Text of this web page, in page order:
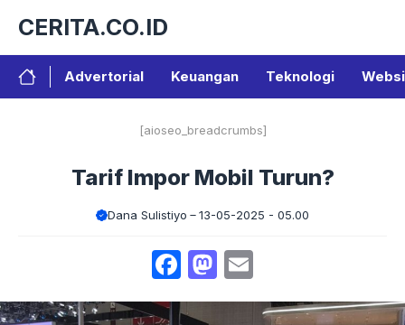
isi
CERITA.CO.ID
Advertorial Keuangan Teknologi
[aioseo_breadcrumbs]
Tarif Impor Mobil Turun?
Dana Sulistiyo 13-05-2025 - 05.00
Facebook
Mastodon